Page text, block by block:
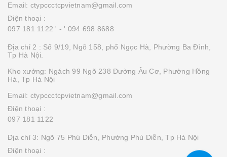
Email: ctypccctcpvietnam@gmail.com
Điện thoại :
097 181 1122 ' - ' 094 698 8688
Địa chỉ 2 : Số 9/19, Ngõ 158, phố Ngọc Hà, Phường Ba Đình,
Tp Hà Nội.
Kho xưởng: Ngách 99 Ngõ 238 Đường Âu Cơ, Phường Hồng
Hà, Tp Hà Nội
Email: ctypccctcpvietnam@gmail.com
Điện thoại :
097 181 1122
Địa chỉ 3: Ngõ 75 Phú Diễn, Phường Phú Diễn, Tp Hà Nội
Điện thoại :